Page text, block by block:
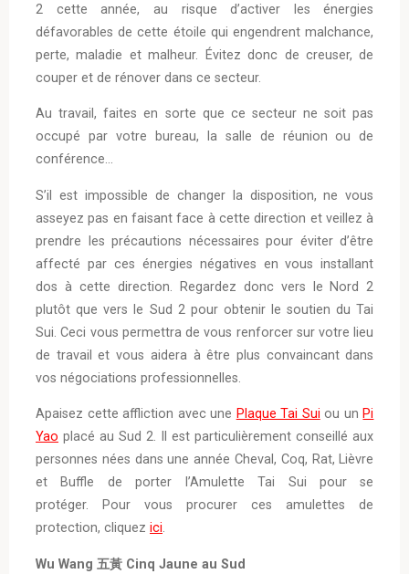
2 cette année, au risque d’activer les énergies
défavorables de cette étoile qui engendrent malchance,
perte, maladie et malheur. Évitez donc de creuser, de
couper et de rénover dans ce secteur.
Au travail, faites en sorte que ce secteur ne soit pas
occupé par votre bureau, la salle de réunion ou de
conférence…
S’il est impossible de changer la disposition, ne vous
asseyez pas en faisant face à cette direction et veillez à
prendre les précautions nécessaires pour éviter d’être
affecté par ces énergies négatives en vous installant
dos à cette direction. Regardez donc vers le Nord 2
plutôt que vers le Sud 2 pour obtenir le soutien du Tai
Sui. Ceci vous permettra de vous renforcer sur votre lieu
de travail et vous aidera à être plus convaincant dans
vos négociations professionnelles.
Apaisez cette affliction avec une Plaque Tai Sui ou un Pi
Yao placé au Sud 2. Il est particulièrement conseillé aux
personnes nées dans une année Cheval, Coq, Rat, Lièvre
et Buffle de porter l’Amulette Tai Sui pour se
protéger. Pour vous procurer ces amulettes de
protection, cliquez ici.
Wu Wang 五黃 Cinq Jaune au Sud